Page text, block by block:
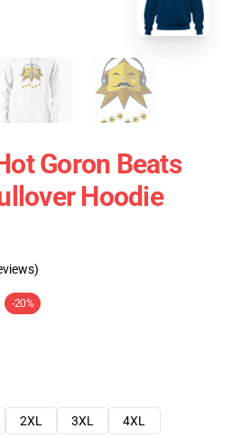
Goron Beats
Hoodie
-20%
2XL 3XL
4XL